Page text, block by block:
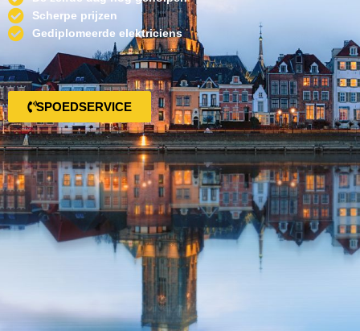
Scherpe prijzen
Gediplomeerde elektriciens
SPOEDSERVICE